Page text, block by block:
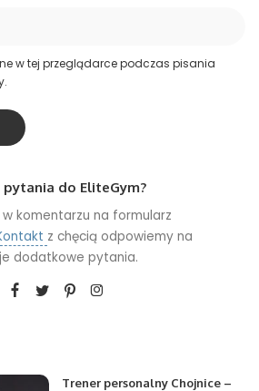
w tej przeglądarce podczas pisania
pytania do EliteGym?
w komentarzu na formularz
z chęcią odpowiemy na
dodatkowe pytania.
Trener personalny Chojnice –